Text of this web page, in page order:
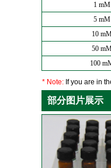
1 mM
5 mM
10
50
100
* Note: If you are in
部分图片展示